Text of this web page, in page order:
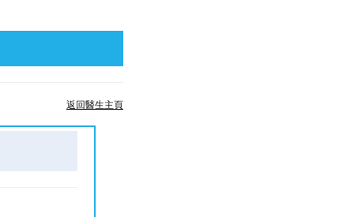
返回醫生主頁